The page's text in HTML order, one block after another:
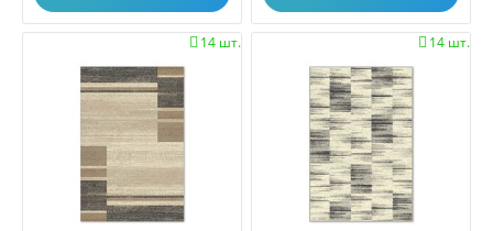
1.40x2.00
1.45x2.0
1.45x2.5
1.4x1.4
1.4x1.5
1.4x1.9
1.4x17.9
14 шт.
 14 шт.
